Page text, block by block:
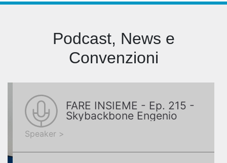
Podcast, News e
Convenzioni
FARE INSIEME - Ep. 215 -
Skybackbone Engenio
Speaker >